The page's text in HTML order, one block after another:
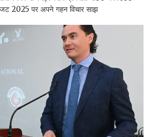
2025 पर अपने गहन विचार साझ